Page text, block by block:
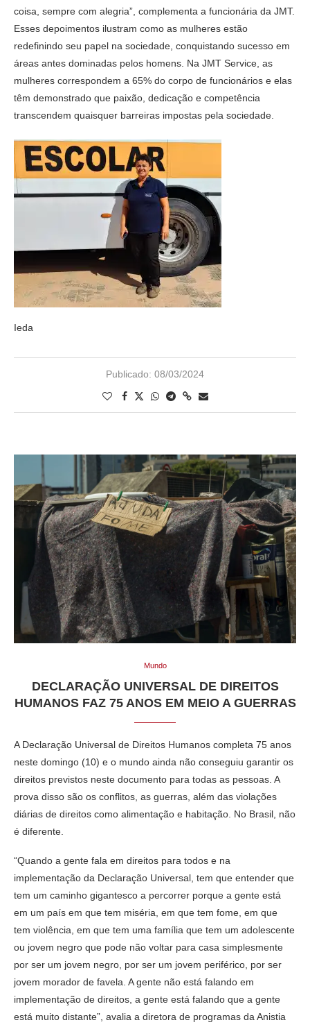
coisa, sempre com alegria”, complementa a funcionária da JMT.
Esses depoimentos ilustram como as mulheres estão
redefinindo seu papel na sociedade, conquistando sucesso em
áreas antes dominadas pelos homens. Na JMT Service, as
mulheres correspondem a 65% do corpo de funcionários e elas
têm demonstrado que paixão, dedicação e competência
transcendem quaisquer barreiras impostas pela sociedade.
Ieda
Publicado: 08/03/2024
Mundo
DECLARAÇÃO UNIVERSAL DE DIREITOS
HUMANOS FAZ 75 ANOS EM MEIO A GUERRAS
A Declaração Universal de Direitos Humanos completa 75 anos
neste domingo (10) e o mundo ainda não conseguiu garantir os
direitos previstos neste documento para todas as pessoas. A
prova disso são os conflitos, as guerras, além das violações
diárias de direitos como alimentação e habitação. No Brasil, não
é diferente.
“Quando a gente fala em direitos para todos e na
implementação da Declaração Universal, tem que entender que
tem um caminho gigantesco a percorrer porque a gente está
em um país em que tem miséria, em que tem fome, em que
tem violência, em que tem uma família que tem um adolescente
ou jovem negro que pode não voltar para casa simplesmente
por ser um jovem negro, por ser um jovem periférico, por ser
jovem morador de favela. A gente não está falando em
implementação de direitos, a gente está falando que a gente
está muito distante”, avalia a diretora de programas da Anistia